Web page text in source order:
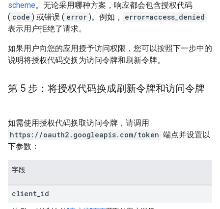
scheme。无论采用哪种方案，响应都会包含授权代码
( code ) 或错误 ( error )。例如，
error=access_denied
表示用户拒绝了请求。
如果用户向您的应用授予访问权限，您可以按照下一步中的
说明将授权代码交换为访问令牌和刷新令牌。
第 5 步：将授权代码换成刷新令牌和访问令牌
如需使用授权代码换取访问令牌，请调用
https://oauth2.googleapis.com/token 端点并设置以
下参数：
字段
client id